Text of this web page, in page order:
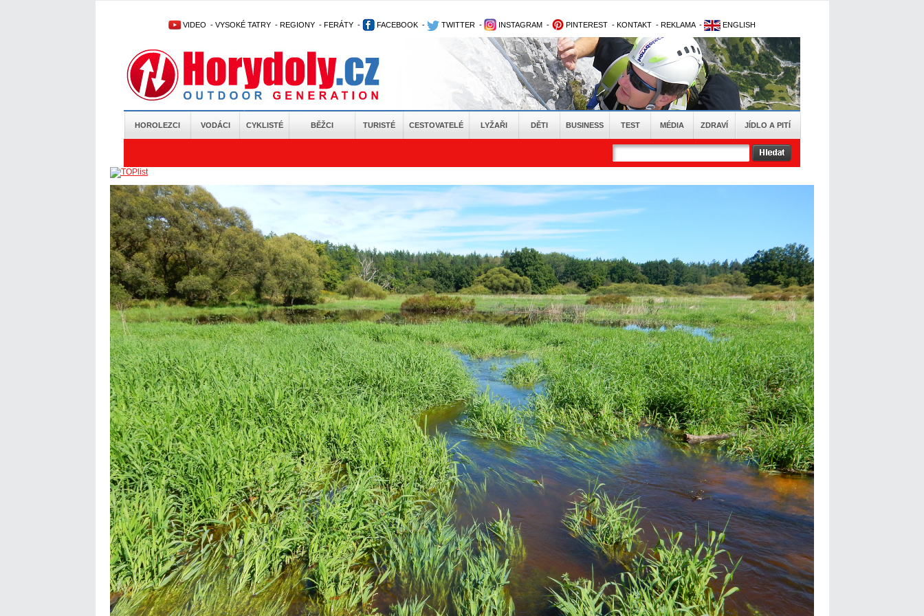
VIDEO - VYSOKÉ TATRY - REGIONY - FERÁTY - FACEBOOK - TWITTER - INSTAGRAM - PINTEREST - KONTAKT - REKLAMA - ENGLISH
HOROLEZCI VODÁCI CYKLISTÉ BĚŽCI TURISTÉ CESTOVATELÉ LYŽAŘI DĚTI BUSINESS TEST MÉDIA ZDRAVÍ JÍDLO A PITÍ